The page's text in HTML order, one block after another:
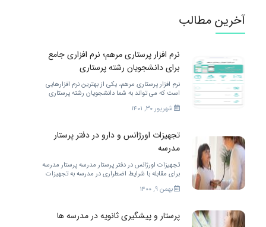
آخرین مطالب
نرم افزار پرستاری مرهم؛ نرم افزاری جامع
برای دانشجویان رشته پرستاری
نرم افزار پرستاری مرهم، یکی از بهترین نرم افزارهایی
است که می تواند به شما دانشجویان رشته پرستاری
خدمات مختلفی را ارائه کند. برای بهتر شدن.
شهریور ۳۰, ۱۴۰۱
تجهیزات اورژانس و دارو در دفتر پرستار
مدرسه
تجهیزات اورژانس در دفتر پرستار مدرسه پرستار مدرسه
برای مقابله با شرایط اضطراری در مدرسه به تجهیزات
زیادی احتیاج دارد. […]
بهمن ۹, ۱۴۰۰
پرستار و پیشگیری ثانویه در مدرسه ها